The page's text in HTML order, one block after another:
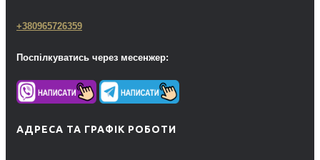
+380965726359
Поспілкуватись через месенжер:
АДРЕСА ТА ГРАФІК РОБОТИ